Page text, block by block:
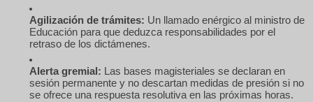
Agilización de trámites: Un llamado enérgico al ministro de
Educación para que deduzca responsabilidades por el
retraso de los dictámenes.
Alerta gremial: Las bases magisteriales se declaran en
sesión permanente y no descartan medidas de presión si no
se ofrece una respuesta resolutiva en las próximas horas.